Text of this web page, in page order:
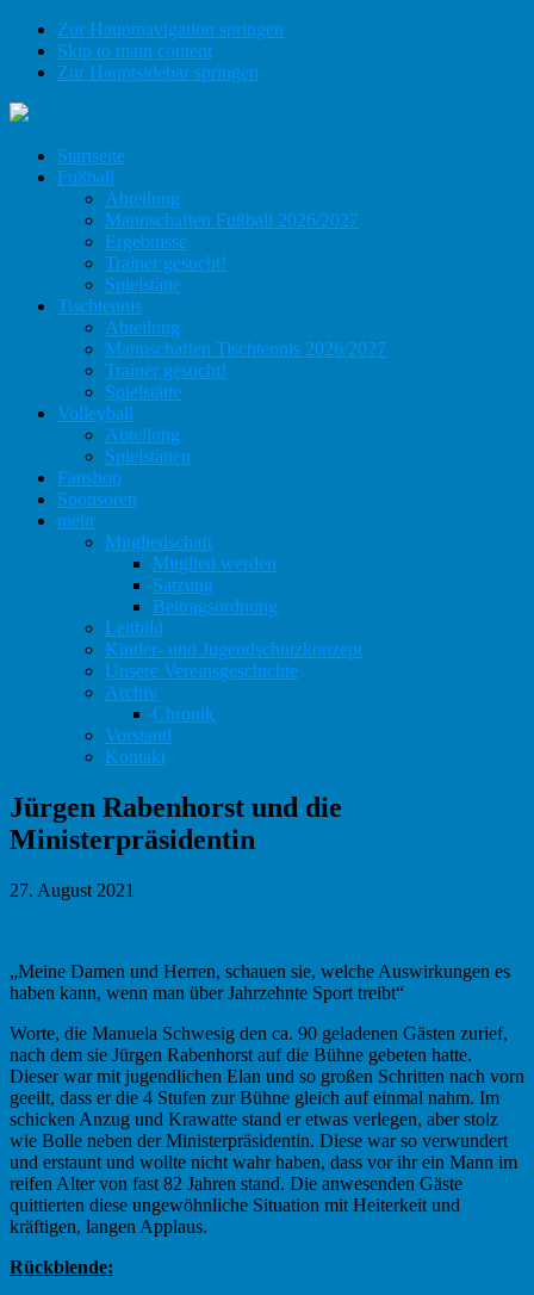
Zur Hauptnavigation springen
Skip to main content
Zur Hauptsidebar springen
Startseite
Fußball
Abteilung
Mannschaften Fußball 2026/2027
Ergebnisse
Trainer gesucht!
Spielstätte
Tischtennis
Abteilung
Mannschaften Tischtennis 2026/2027
Trainer gesucht!
Spielstätte
Volleyball
Abteilung
Spielstätten
Fanshop
Sponsoren
mehr
Mitgliedschaft
Mitglied werden
Satzung
Beitragsordnung
Leitbild
Kinder- und Jugendschutzkonzept
Unsere Vereinsgeschichte
Archiv
Chronik
Vorstand
Kontakt
Jürgen Rabenhorst und die
Ministerpräsidentin
27. August 2021
„Meine Damen und Herren, schauen sie, welche Auswirkungen es
haben kann, wenn man über Jahrzehnte Sport treibt“
Worte, die Manuela Schwesig den ca. 90 geladenen Gästen zurief,
nach dem sie Jürgen Rabenhorst auf die Bühne gebeten hatte.
Dieser war mit jugendlichen Elan und so großen Schritten nach vorn
geeilt, dass er die 4 Stufen zur Bühne gleich auf einmal nahm. Im
schicken Anzug und Krawatte stand er etwas verlegen, aber stolz
wie Bolle neben der Ministerpräsidentin. Diese war so verwundert
und erstaunt und wollte nicht wahr haben, dass vor ihr ein Mann im
reifen Alter von fast 82 Jahren stand. Die anwesenden Gäste
quittierten diese ungewöhnliche Situation mit Heiterkeit und
kräftigen, langen Applaus.
Rückblende: